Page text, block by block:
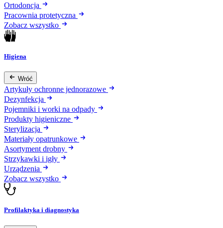
Ortodoncja
Pracownia protetyczna
Zobacz wszystko
Higiena
Wróć
Artykuły ochronne jednorazowe
Dezynfekcja
Pojemniki i worki na odpady
Produkty higieniczne
Sterylizacja
Materiały opatrunkowe
Asortyment drobny
Strzykawki i igły
Urządzenia
Zobacz wszystko
Profilaktyka i diagnostyka